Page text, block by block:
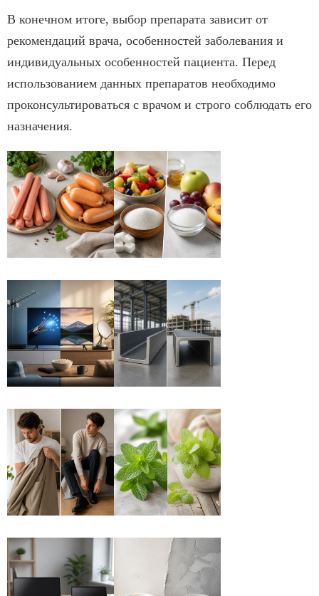
В конечном итоге, выбор препарата зависит от
рекомендаций врача, особенностей заболевания и
индивидуальных особенностей пациента. Перед
использованием данных препаратов необходимо
проконсультироваться с врачом и строго соблюдать его
назначения.